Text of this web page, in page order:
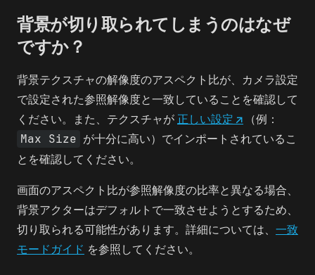
背景が切り取られてしまうのはなぜ
ですか？
背景テクスチャの解像度のアスペクト比が、カメラ設定
で設定された参照解像度と一致していることを確認して
ください。また、テクスチャが 正しい設定↗ （例：
Max Size が十分に高い）でインポートされているこ
とを確認してください。
画面のアスペクト比が参照解像度の比率と異なる場合、
背景アクターはデフォルトで一致させようとするため、
切り取られる可能性があります。詳細については、 一致
モードガイド を参照してください。